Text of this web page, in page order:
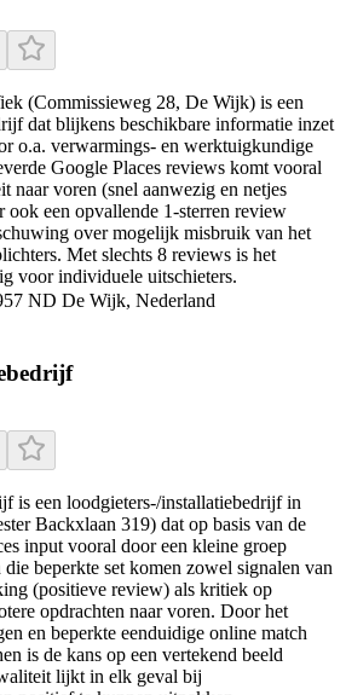
(Commissieweg 28, De Wijk) is een
dat blijkens beschikbare informatie inzet
o.a. verwarmings- en werktuigkundige
Google Places reviews komt vooral
naar voren (snel aanwezig en netjes
ook een opvallende 1-sterren review
over mogelijk misbruik van het
Met slechts 8 reviews is het
voor individuele uitschieters.
ND De Wijk, Nederland
is een loodgieters-/installatiebedrijf in
Backxlaan 319) dat op basis van de
input vooral door een kleine groep
beperkte set komen zowel signalen van
(positieve review) als kritiek op
opdrachten naar voren. Door het
en beperkte eenduidige online match
is de kans op een vertekend beeld
lijkt in elk geval bij